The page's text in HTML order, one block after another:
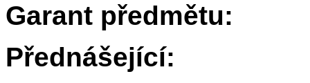
Garant předmětu:
Přednášející: